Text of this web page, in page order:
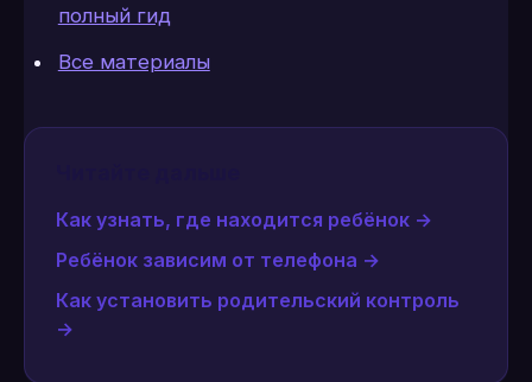
полный гид
Все материалы
Как узнать, где находится ребёнок →
Ребёнок зависим от телефона →
Как установить родительский контроль
→